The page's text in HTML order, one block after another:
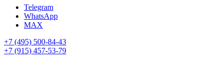
Telegram
WhatsApp
MAX
+7 (495) 500-84-43
+7 (915) 457-53-79